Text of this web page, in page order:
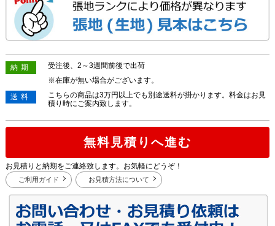
納期
受注後、2～3週間前後で出荷
※在庫が無い場合がございます。
送料
こちらの商品は3万円以上でも別途送料が掛かります。料金はお見
積り時にご案内致します。
無料見積りへ進む
お見積りと納期をご連絡致します。お気軽にどうぞ！
ご利用ガイド お見積方法について